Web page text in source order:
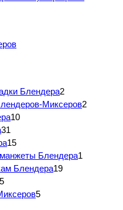
Блендера2
Миксеров2
10
31
15
Блендера1
Блендера19
5